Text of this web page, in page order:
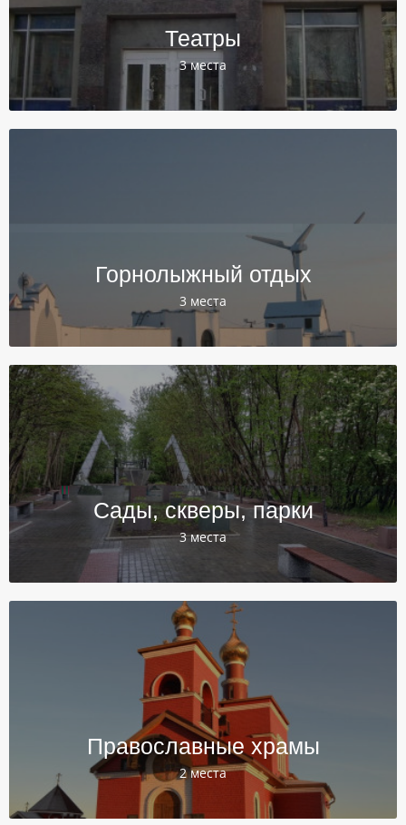
Театры
3 места
Горнолыжный отдых
3 места
Сады, скверы, парки
3 места
Православные храмы
2 места